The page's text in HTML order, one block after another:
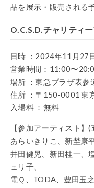
品を展示・販売される
O.C.S.D.チャリティ
日時 ：2024年11月27
営業時間：11:00〜
場所 ：東急プラザ表参
住所 ：〒150-0001 東
入場料 ：無料
【参加アーティスト】(
あらいきりこ、新埜康
井田健晃、新田桂一、
ェリ子、
電Ｑ、TODA、豊田玉